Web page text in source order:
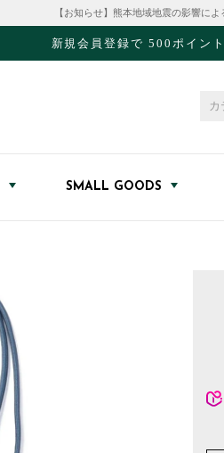
【お知らせ】熊本地域地震の影響によ
新規会員登録で 500ポイン
SMALL GOODS